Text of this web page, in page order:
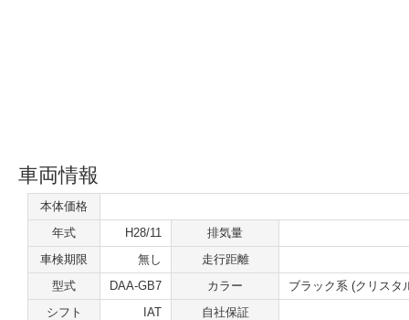
車両情報
本体価格
年式
H28/11
排気量
車検期限
無し
走行距離
型式
DAA-GB7 カラー
ブラック系 (クリスタ
シフト
IAT
自社保証